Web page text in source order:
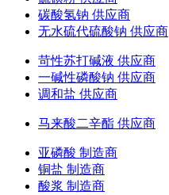
碳酸氢钠 供应商
无水硫代硫酸钠 供应商
苛性苏打碱液 供应商
一碱性磷酸钠 供应商
调和盐 供应商
马来酸二辛酯 供应商
亚磷酸 制造商
铜盐 制造商
酸浆 制造商